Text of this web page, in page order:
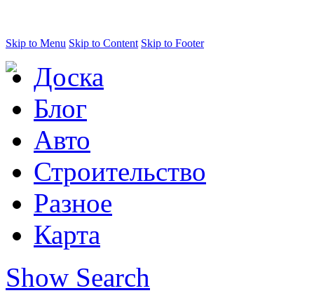
Skip to Menu Skip to Content Skip to Footer
Доска
Блог
Авто
Строительство
Разное
Карта
Show Search